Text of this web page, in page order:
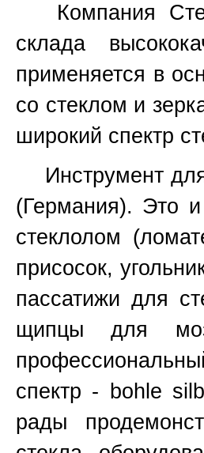
Компания
склада
применяется в
со стеклом и
широкий спектр
Инструмент для
(Германия). Это
стеклолом
присосок,
пассатижи для
щипцы для
спектр - bohle
рады